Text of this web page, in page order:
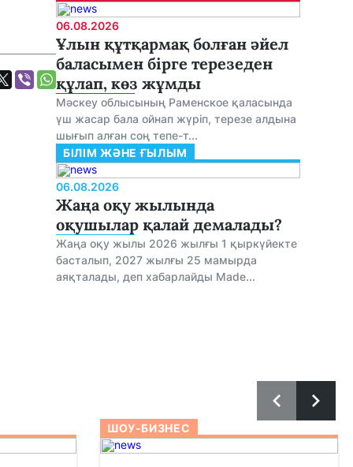
06.08.2026
Ұлын құтқармақ болған әйел
баласымен бірге терезеден
құлап, көз жұмды
Мәскеу облысының Раменское қаласында
үш жасар бала ойнап жүріп, терезе алдына
шығып алған соң тепе-т...
БІЛІМ ЖӘНЕ ҒЫЛЫМ
06.08.2026
Жаңа оқу жылында
оқушылар қалай демалады?
Жаңа оқу жылы 2026 жылғы 1 қыркүйекте
басталып, 2027 жылғы 25 мамырда
аяқталады, деп хабарлайды Made...
ШОУ-БИЗНЕС